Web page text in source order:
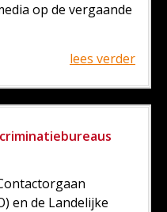
op de vergaande
lees verder
en de Landelijke